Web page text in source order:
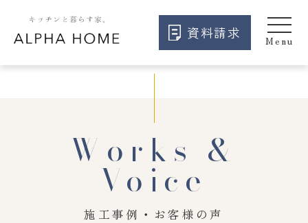
資料請求
Works &
Voice
施工事例・お客様の声